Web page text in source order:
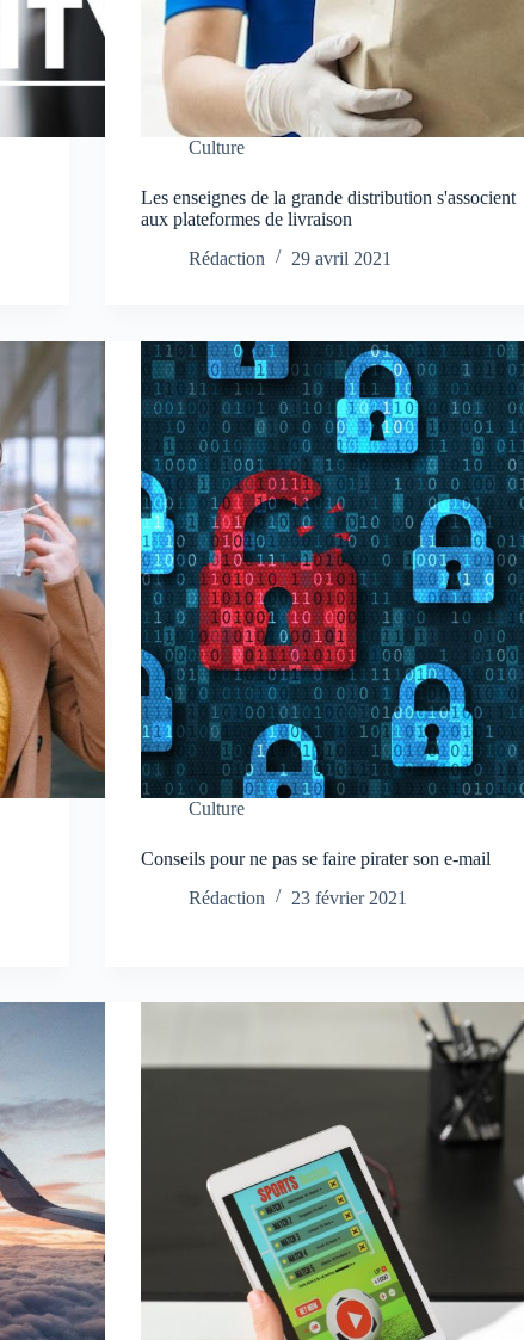
Culture
Les enseignes de la grande distribution s'associent
aux plateformes de livraison
Rédaction
29 avril 2021
Culture
Conseils pour ne pas se faire pirater son e-mail
Rédaction
23 février 2021